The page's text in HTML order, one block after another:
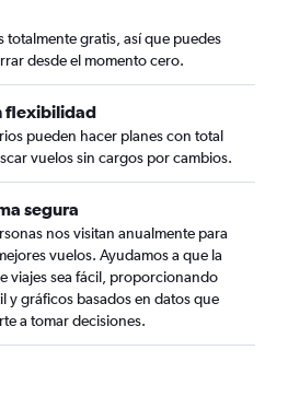
totalmente gratis, así que puedes
desde el momento cero.
flexibilidad
pueden hacer planes con total
vuelos sin cargos por cambios.
segura
nos visitan anualmente para
vuelos. Ayudamos a que la
viajes sea fácil, proporcionando
y gráficos basados en datos que
a tomar decisiones.